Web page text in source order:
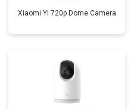
Xiaomi YI 720p Dome Camera